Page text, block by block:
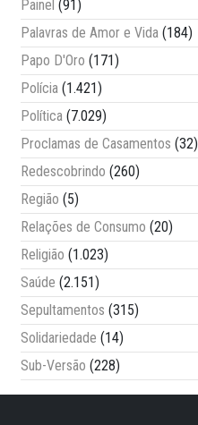
Painel (91)
Palavras de Amor e Vida (184)
Papo D'Oro (171)
Polícia (1.421)
Política (7.029)
Proclamas de Casamentos (32)
Redescobrindo (260)
Região (5)
Relações de Consumo (20)
Religião (1.023)
Saúde (2.151)
Sepultamentos (315)
Solidariedade (14)
Sub-Versão (228)